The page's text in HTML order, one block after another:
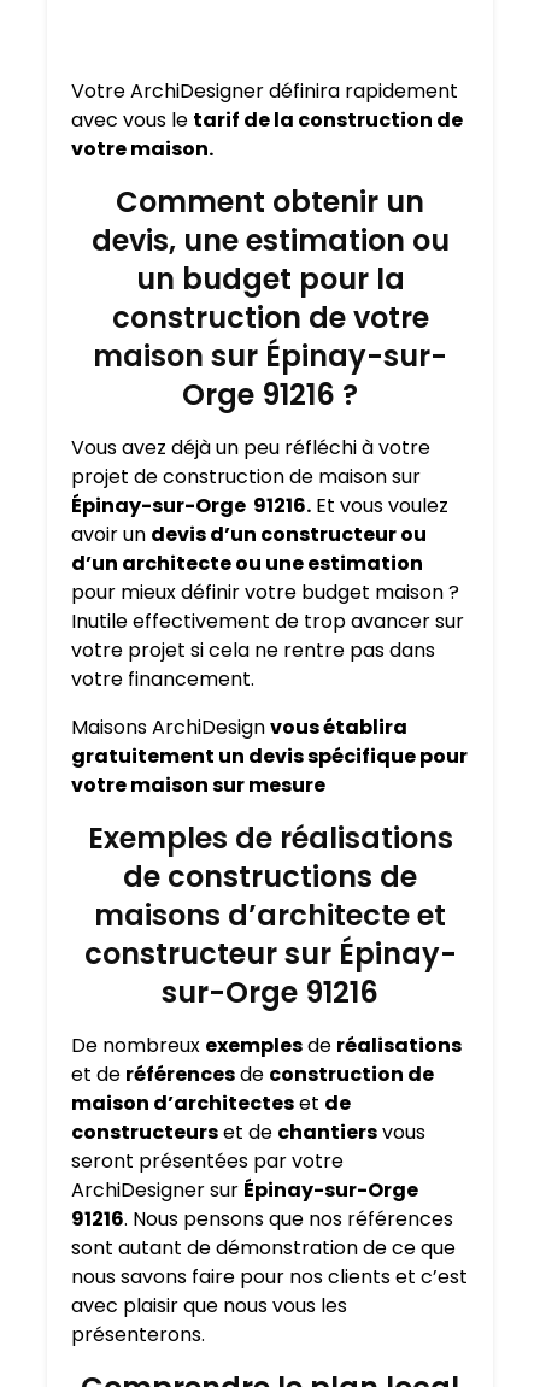
Votre ArchiDesigner définira rapidement
avec vous le tarif de la construction de
votre maison.
Comment obtenir un
devis, une estimation ou
un budget pour la
construction de votre
maison sur Épinay-sur-
Orge 91216 ?
Vous avez déjà un peu réfléchi à votre
projet de construction de maison sur
Épinay-sur-Orge 91216. Et vous voulez
avoir un devis d’un constructeur ou
d’un architecte ou une estimation
pour mieux définir votre budget maison ?
Inutile effectivement de trop avancer sur
votre projet si cela ne rentre pas dans
votre financement.
Maisons ArchiDesignvous établira
gratuitement un devis spécifique pour
votre maison sur mesure
Exemples de réalisations
de constructions de
maisons d’architecte et
constructeur sur Épinay-
sur-Orge 91216
De nombreux exemplesde réalisations
et de référencesde construction de
maison d’architecteset de
constructeurset de chantiersvous
seront présentées par votre
ArchiDesigner sur Épinay-sur-Orge
91216. Nous pensons que nos références
sont autant de démonstration de ce que
nous savons faire pour nos clients et c’est
avec plaisir que nous vous les
présenterons.